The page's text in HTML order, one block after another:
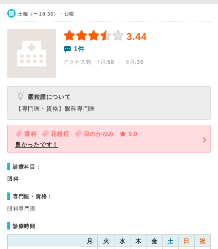
土曜（〜18:30）・日曜
3.44
1件
アクセス数 7月:58 | 6月:39
霰粒腫について
【専門医・資格】 眼科専門医
眼科 花粉症 目のかゆみ
5.0
良かったです！
診療科目：
眼科
専門医・資格：
眼科専門医
診療時間
月 火 水 木 金 土 日 祝